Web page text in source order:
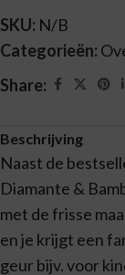
SKU: N/B
Categorieën:
Share:
Beschrijving
Naast de
Diamante &
met de frisse
en je krijgt een
geur bijv. voor